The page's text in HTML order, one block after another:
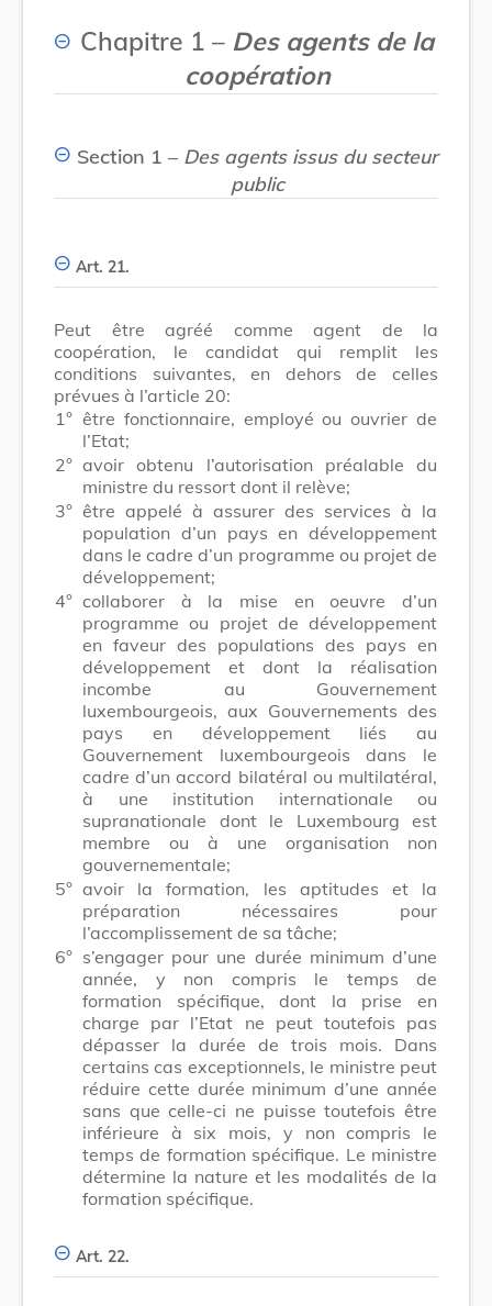
Chapitre 1 – Des agents de la
coopération
Section 1 – Des agents issus du secteur
public
Art. 21.
Peut être agréé comme agent de la
coopération, le candidat qui remplit les
conditions suivantes, en dehors de celles
prévues à l’article 20:
1° être fonctionnaire, employé ou ouvrier de
l’Etat;
2° avoir obtenu l’autorisation préalable du
ministre du ressort dont il relève;
3° être appelé à assurer des services à la
population d’un pays en développement
dans le cadre d’un programme ou projet de
développement;
4° collaborer à la mise en oeuvre d’un
programme ou projet de développement
en faveur des populations des pays en
développement et dont la réalisation
incombe au Gouvernement
luxembourgeois, aux Gouvernements des
pays en développement liés au
Gouvernement luxembourgeois dans le
cadre d’un accord bilatéral ou multilatéral,
à une institution internationale ou
supranationale dont le Luxembourg est
membre ou à une organisation non
gouvernementale;
5° avoir la formation, les aptitudes et la
préparation nécessaires pour
l’accomplissement de sa tâche;
6° s’engager pour une durée minimum d’une
année, y non compris le temps de
formation spécifique, dont la prise en
charge par l’Etat ne peut toutefois pas
dépasser la durée de trois mois. Dans
certains cas exceptionnels, le ministre peut
réduire cette durée minimum d’une année
sans que celle-ci ne puisse toutefois être
inférieure à six mois, y non compris le
temps de formation spécifique. Le ministre
détermine la nature et les modalités de la
formation spécifique.
Art. 22.